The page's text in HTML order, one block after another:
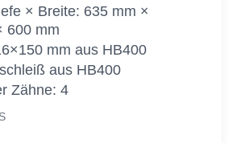
cm × Brei­te: 635 mm ×
600 mm
mm aus HB400
aus HB400
Zäh­ne: 4